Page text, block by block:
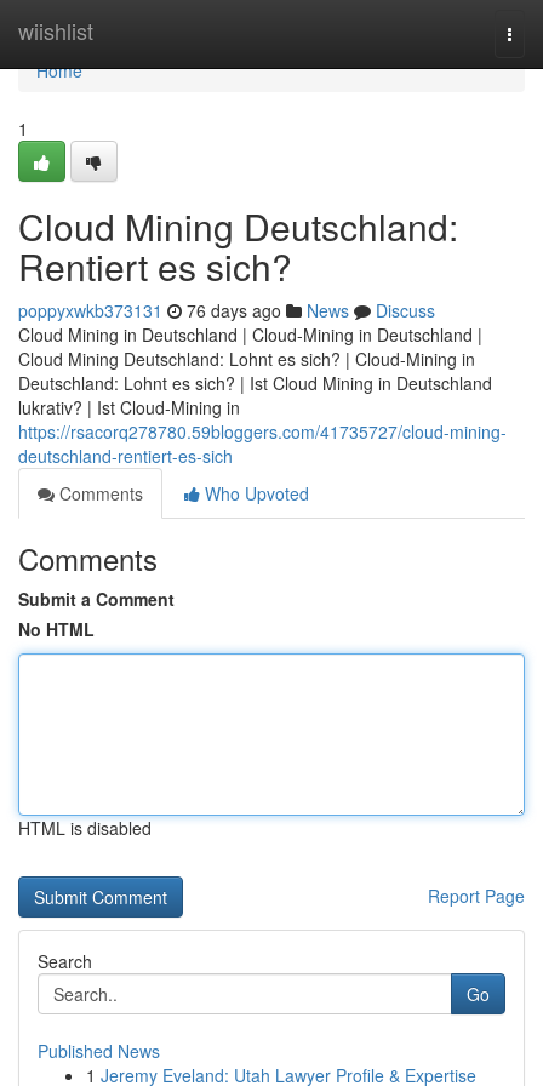
wiishlist
Home
Home
1
Cloud Mining Deutschland:
Rentiert es sich?
poppyxwkb373131 76 days ago News
Discuss
Cloud Mining in Deutschland | Cloud-Mining in Deutschland |
Cloud Mining Deutschland: Lohnt es sich? | Cloud-Mining in
Deutschland: Lohnt es sich? | Ist Cloud Mining in Deutschland
lukrativ? | Ist Cloud-Mining in
https://rsacorq278780.59bloggers.com/41735727/cloud-mining-
deutschland-rentiert-es-sich
Comments
Who Upvoted
Comments
Submit a Comment
No HTML
HTML is disabled
Report Page
Search
Go
Published News
1 Jeremy Eveland: Utah Lawyer Profile & Expertise